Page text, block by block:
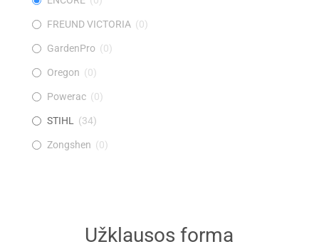
FREUND VICTORIA (0)
GardenPro (0)
Oregon (0)
Powerac (0)
STIHL (34)
Zongshen (0)
Užklausos forma